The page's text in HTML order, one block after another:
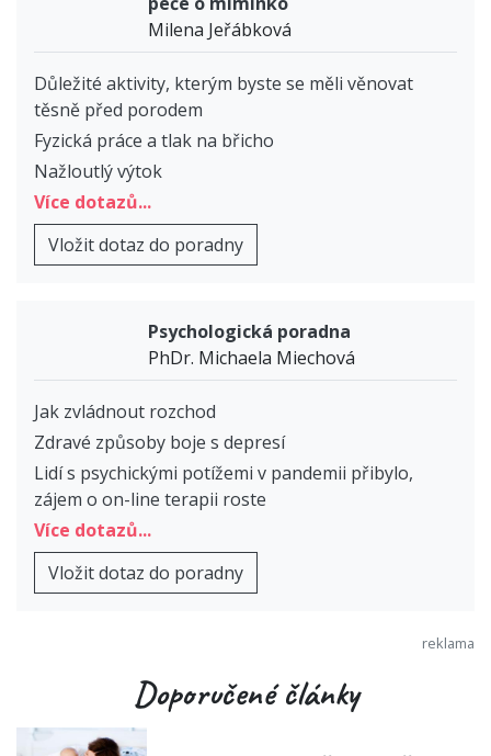
Milena Jeřábková
Důležité aktivity, kterým byste se měli věnovat
těsně před porodem
Fyzická práce a tlak na břicho
Nažloutlý výtok
Více dotazů...
Vložit dotaz do poradny
Psychologická poradna
PhDr. Michaela Miechová
Jak zvládnout rozchod
Zdravé způsoby boje s depresí
Lidí s psychickými potížemi v pandemii přibylo,
zájem o on-line terapii roste
Více dotazů...
Vložit dotaz do poradny
Doporučené články